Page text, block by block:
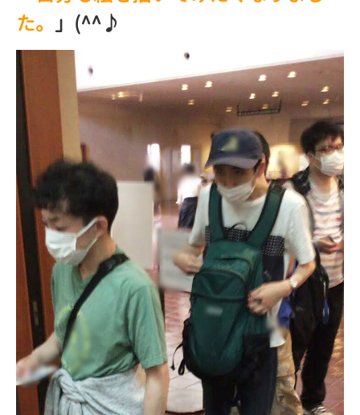
た。 」(^^♪